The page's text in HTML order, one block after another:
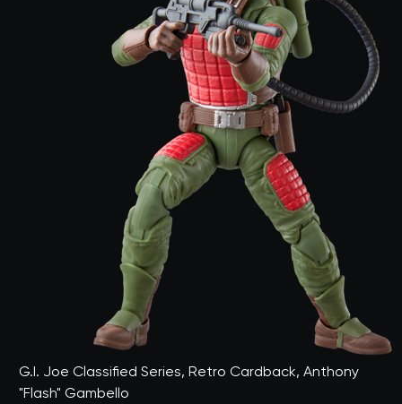
G.I. Joe Classified Series, Retro Cardback, Anthony
"Flash" Gambello